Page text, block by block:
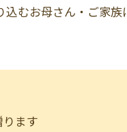
むお母さん・ご家族
ます